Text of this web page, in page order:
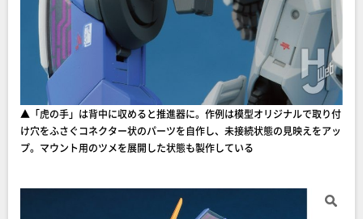
▲「虎の手」は背中に収めると推進器に。作例は模型オリジナルで取り付
け穴をふさぐコネクター状のパーツを自作し、未接続状態の見映えをアッ
プ。マウント用のツメを展開した状態も製作している